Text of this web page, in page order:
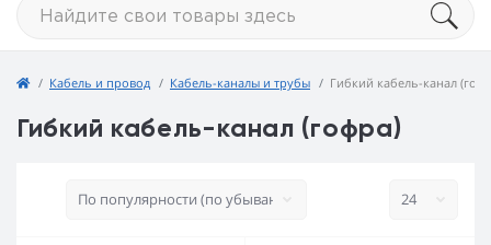
Кабель и провод Кабель-каналы и трубы Гибкий кабель-канал
Гибкий кабель-канал (гофра)